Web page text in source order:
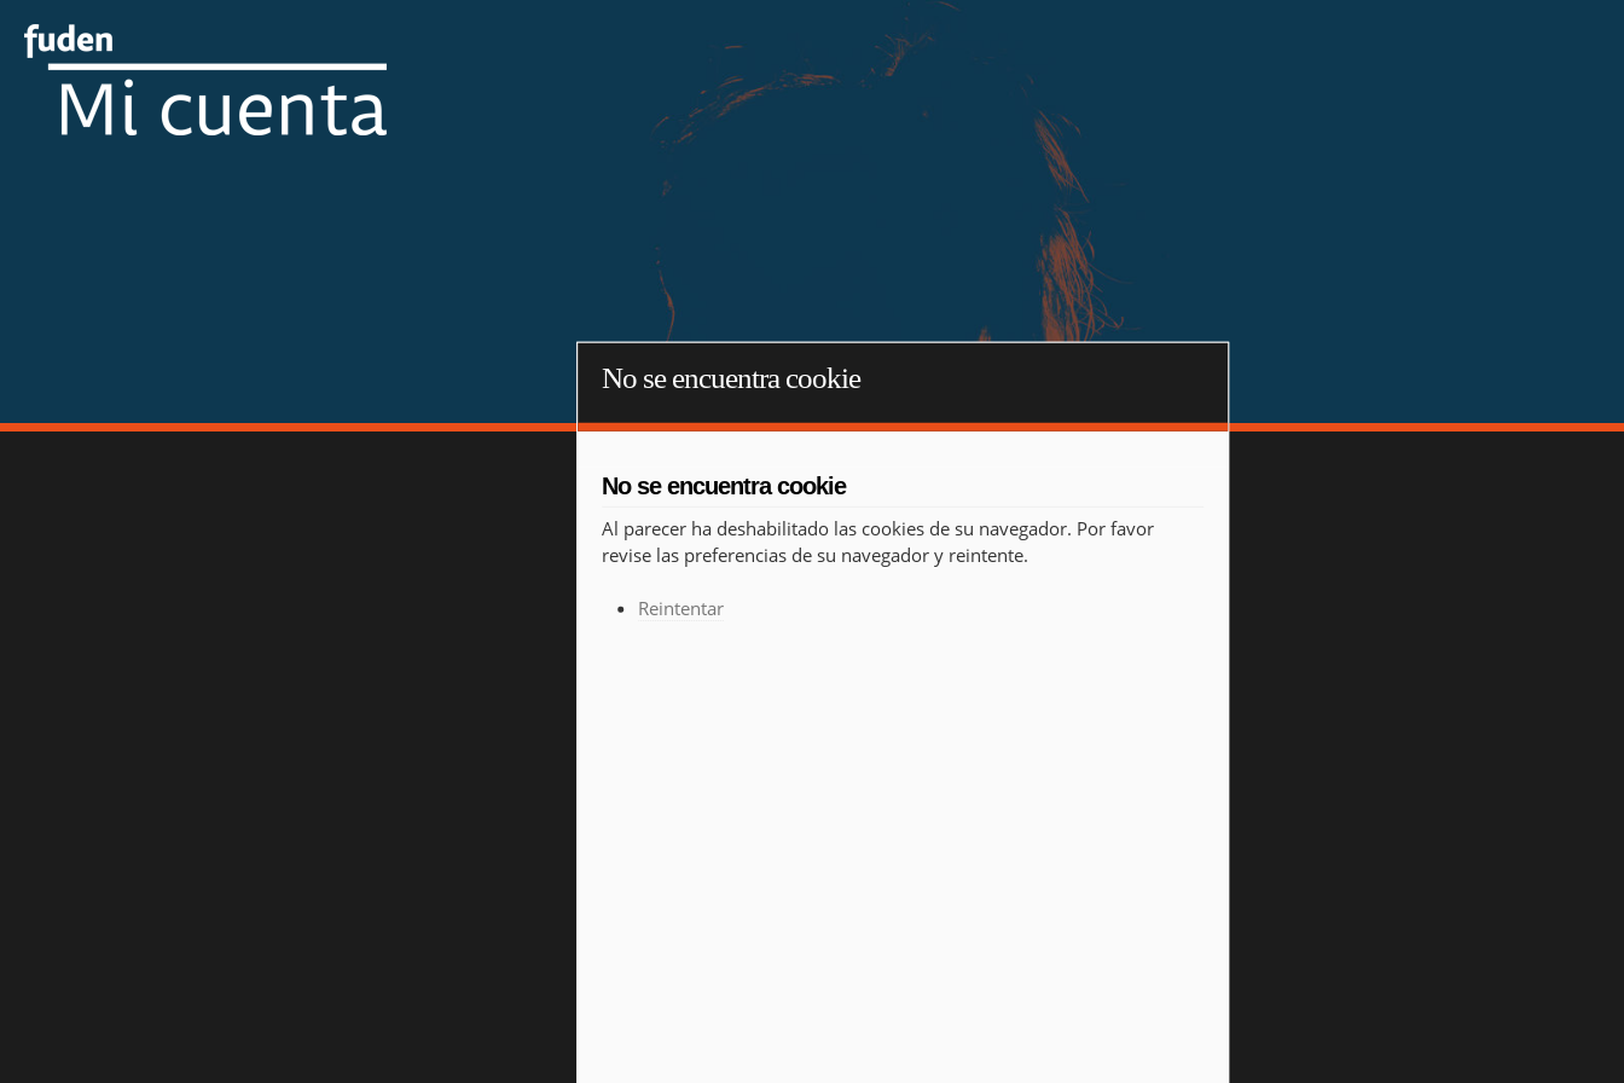
No se encuentra cookie
No se encuentra cookie
Al parecer ha deshabilitado las cookies de su navegador. Por favor
revise las preferencias de su navegador y reintente.
Reintentar